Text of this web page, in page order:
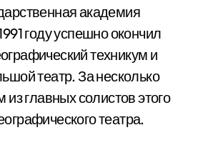
академия
году успешно окончил
техникум и
театр. За несколько
из главных солистов этого
театра.